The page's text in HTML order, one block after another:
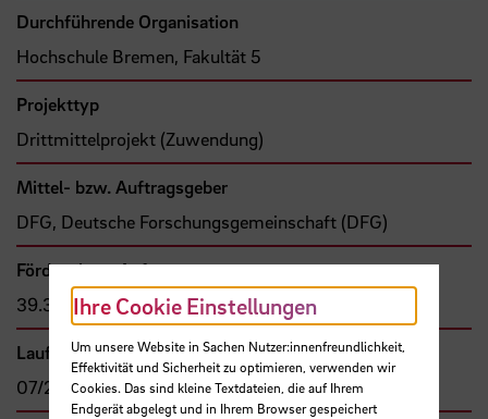
Durchführende Organisation
Hochschule Bremen, Fakultät 5
Projekttyp
Drittmittelprojekt (Zuwendung)
Mittel- bzw. Auftragsgeber
DFG, Deutsche Forschungsgemeinschaft (DFG)
Förder- bzw. Auftragssumme
39.350,00 €
Laufzeit
07/2022 - 12/2025
Ihre Cookie Einstellungen
Um unsere Website in Sachen Nutzer:innenfreundlichkeit,
Effektivität und Sicherheit zu optimieren, verwenden wir
Cookies. Das sind kleine Textdateien, die auf Ihrem
Endgerät abgelegt und in Ihrem Browser gespeichert